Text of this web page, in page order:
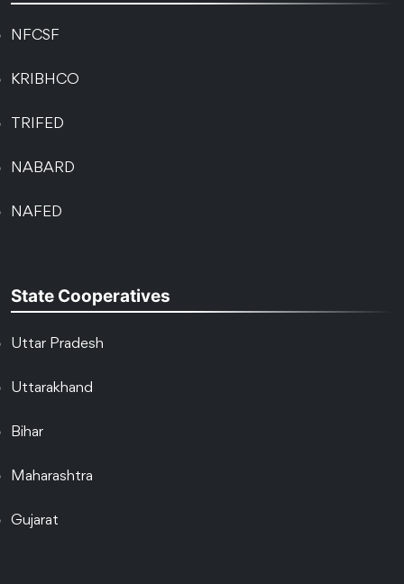
NFCSF
KRIBHCO
TRIFED
NABARD
NAFED
State Cooperatives
Uttar Pradesh
Uttarakhand
Bihar
Maharashtra
Gujarat